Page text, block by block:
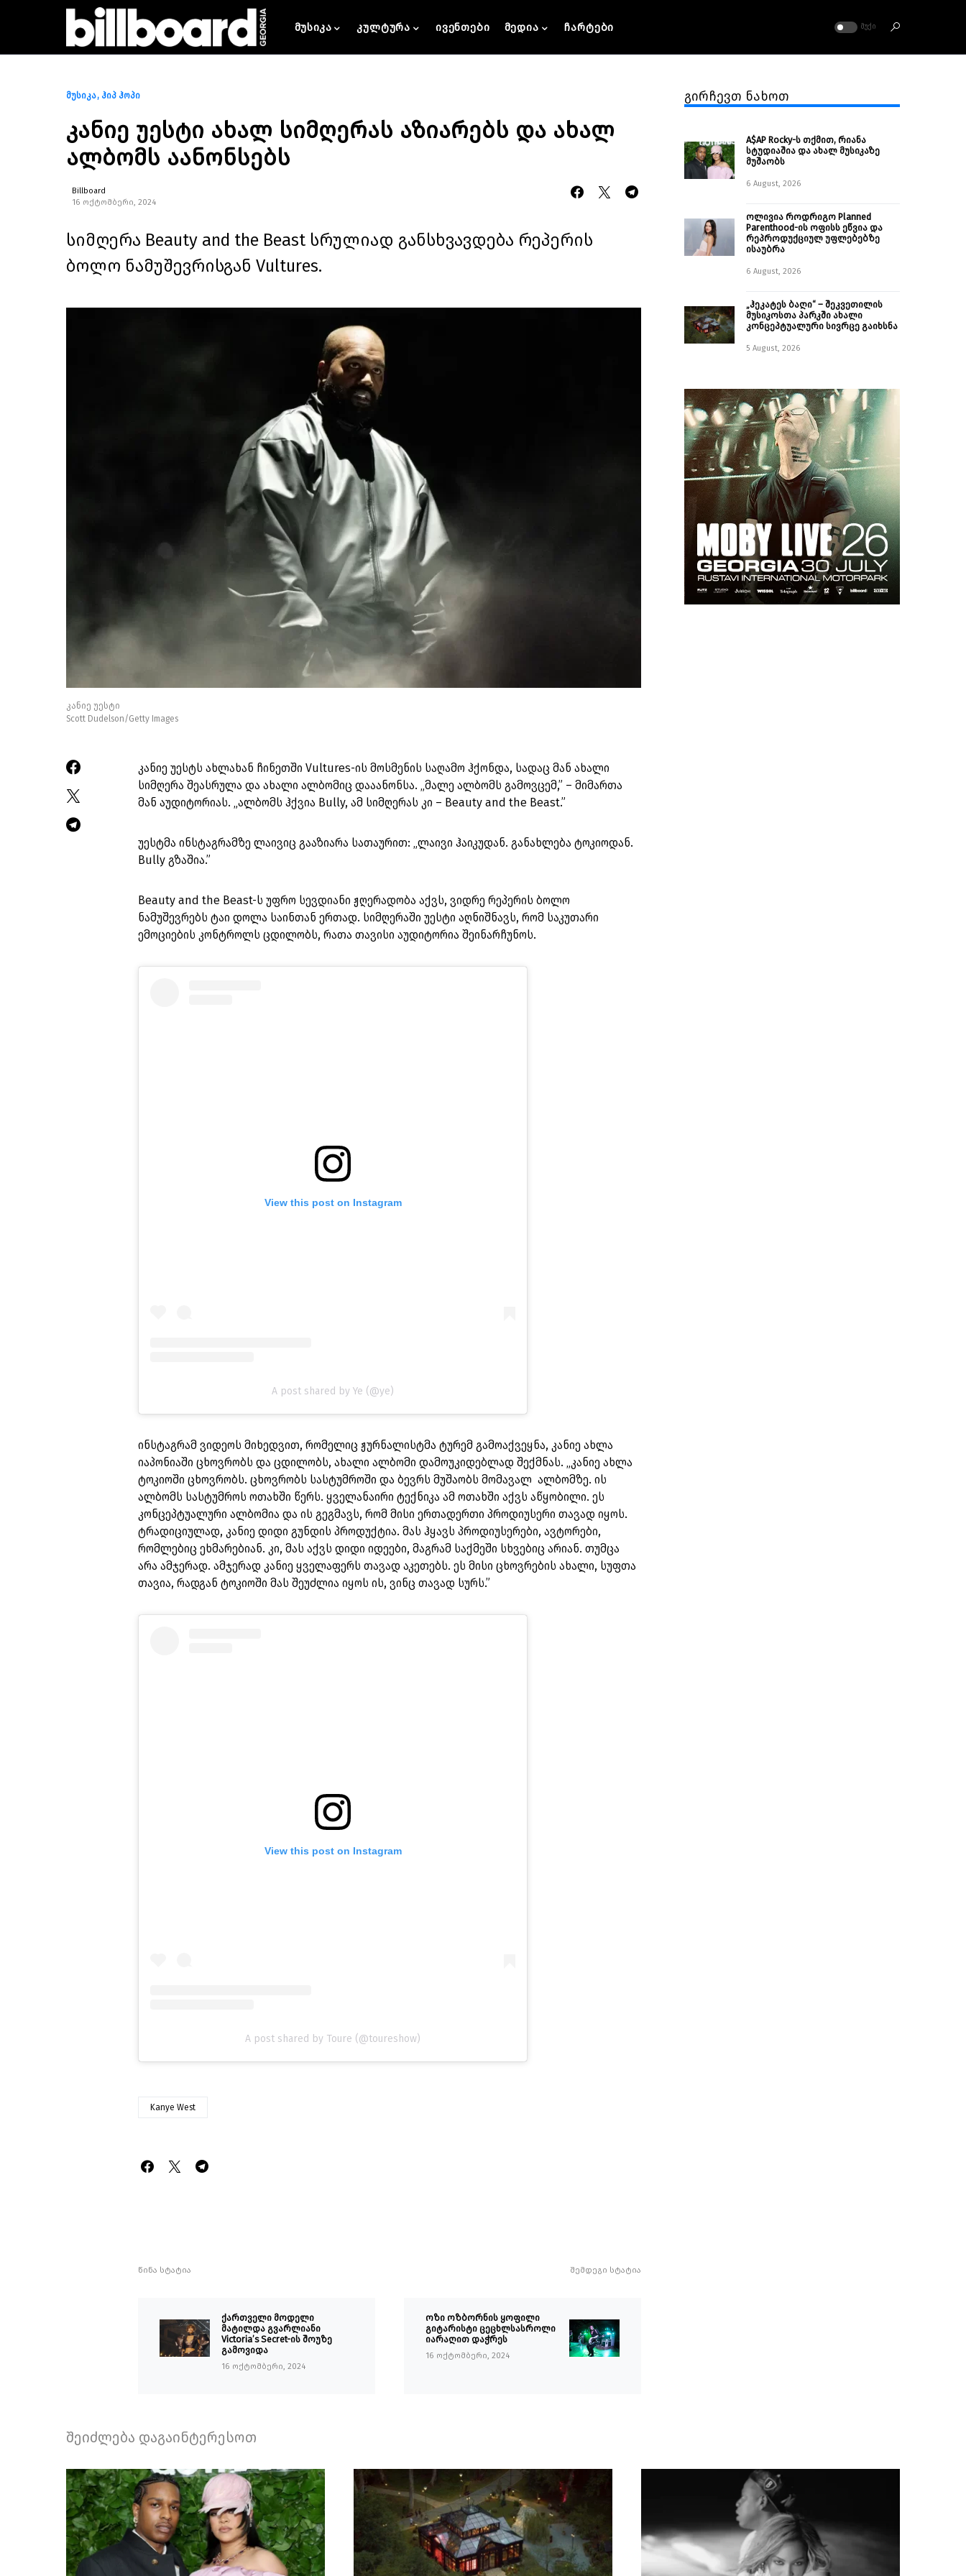
მუსიკა კულტურა ივენთები მედია ჩარტები ᲛᲣᲥᲘ
მუსიკა ჰიპ ჰოპი
კანიე უესტი ახალ სიმღერას აზიარებს და ახალ
ალბომს აანონსებს
Billboard
16 ოქტომბერი, 2024
სიმღერა Beauty and the Beast სრულიად განსხვავდება რეპერის
ბოლო ნამუშევრისგან Vultures.
კანიე უესტი
Scott Dudelson/Getty Images
კანიე უესტს ახლახან ჩინეთში Vultures-ის მოსმენის საღამო ჰქონდა, სადაც მან ახალი
სიმღერა შეასრულა და ახალი ალბომიც დააანონსა. „მალე ალბომს გამოვცემ,” – მიმართა
მან აუდიტორიას. „ალბომს ჰქვია Bully, ამ სიმღერას კი – Beauty and the Beast.”
უესტმა ინსტაგრამზე ლაივიც გააზიარა სათაურით: „ლაივი ჰაიკუდან. განახლება ტოკიოდან.
Bully გზაშია.”
Beauty and the Beast-ს უფრო სევდიანი ჟღერადობა აქვს, ვიდრე რეპერის ბოლო
ნამუშევრებს ტაი დოლა საინთან ერთად. სიმღერაში უესტი აღნიშნავს, რომ საკუთარი
ემოციების კონტროლს ცდილობს, რათა თავისი აუდიტორია შეინარჩუნოს.
View this post on Instagram
A post shared by Ye (@ye)
ინსტაგრამ ვიდეოს მიხედვით, რომელიც ჟურნალისტმა ტურემ გამოაქვეყნა, კანიე ახლა
იაპონიაში ცხოვრობს და ცდილობს, ახალი ალბომი დამოუკიდებლად შექმნას. „კანიე ახლა
ტოკიოში ცხოვრობს. ცხოვრობს სასტუმროში და ბევრს მუშაობს მომავალ ალბომზე. ის
ალბომს სასტუმროს ოთახში წერს. ყველანაირი ტექნიკა ამ ოთახში აქვს აწყობილი. ეს
კონცეპტუალური ალბომია და ის გეგმავს, რომ მისი ერთადერთი პროდიუსერი თავად იყოს.
ტრადიციულად, კანიე დიდი გუნდის პროდუქტია. მას ჰყავს პროდიუსერები, ავტორები,
რომლებიც ეხმარებიან. კი, მას აქვს დიდი იდეები, მაგრამ საქმეში სხვებიც არიან. თუმცა
არა ამჯერად. ამჯერად კანიე ყველაფერს თავად აკეთებს. ეს მისი ცხოვრების ახალი, სუფთა
თავია, რადგან ტოკიოში მას შეუძლია იყოს ის, ვინც თავად სურს.”
View this post on Instagram
A post shared by Toure (@toureshow)
Kanye West
წინა სტატია
ქართველი მოდელი
მატილდა გვარლიანი
Victoria’s Secret-ის შოუზე
გამოვიდა
16 ოქტომბერი, 2024
შემდეგი სტატია
ოზი ოზბორნის ყოფილი
გიტარისტი ცეცხლსასროლი
იარაღით დაჭრეს
16 ოქტომბერი, 2024
გირჩევთ ნახოთ
A$AP Rocky-ს თქმით, რიანა
სტუდიაშია და ახალ მუსიკაზე
მუშაობს
6 August, 2026
ოლივია როდრიგო Planned
Parenthood-ის ოფისს ეწვია და
რეპროდუქციულ უფლებებზე
ისაუბრა
6 August, 2026
„ჰეკატეს ბაღი“ – შეკვეთილის
მუსიკოსთა პარკში ახალი
კონცეპტუალური სივრცე გაიხსნა ￼
5 August, 2026
შეიძლება დაგაინტერესოთ